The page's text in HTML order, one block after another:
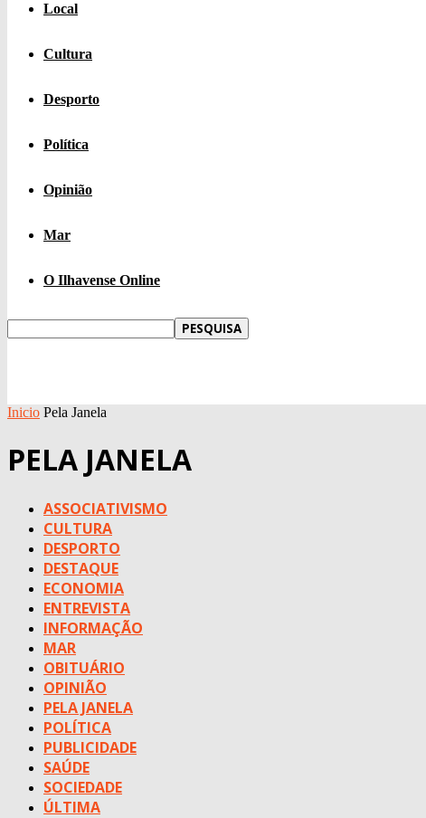
Local
Cultura
Desporto
Política
Opinião
Mar
O Ilhavense Online
Inicio Pela Janela
PELA JANELA
ASSOCIATIVISMO
CULTURA
DESPORTO
DESTAQUE
ECONOMIA
ENTREVISTA
INFORMAÇÃO
MAR
OBITUÁRIO
OPINIÃO
PELA JANELA
POLÍTICA
PUBLICIDADE
SAÚDE
SOCIEDADE
ÚLTIMA